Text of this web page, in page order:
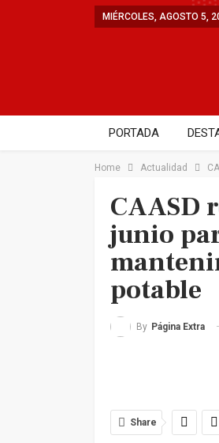
MIÉRCOLES, AGOSTO 5,
PORTADA
DEPORTES
Home Actualidad
CAASD
junio
potable
By Página Extra
Share